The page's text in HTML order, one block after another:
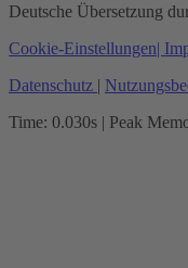
Deutsche Übersetzung
Cookie-Einstellungen|
Datenschutz |
Time: 0.030s | Peak